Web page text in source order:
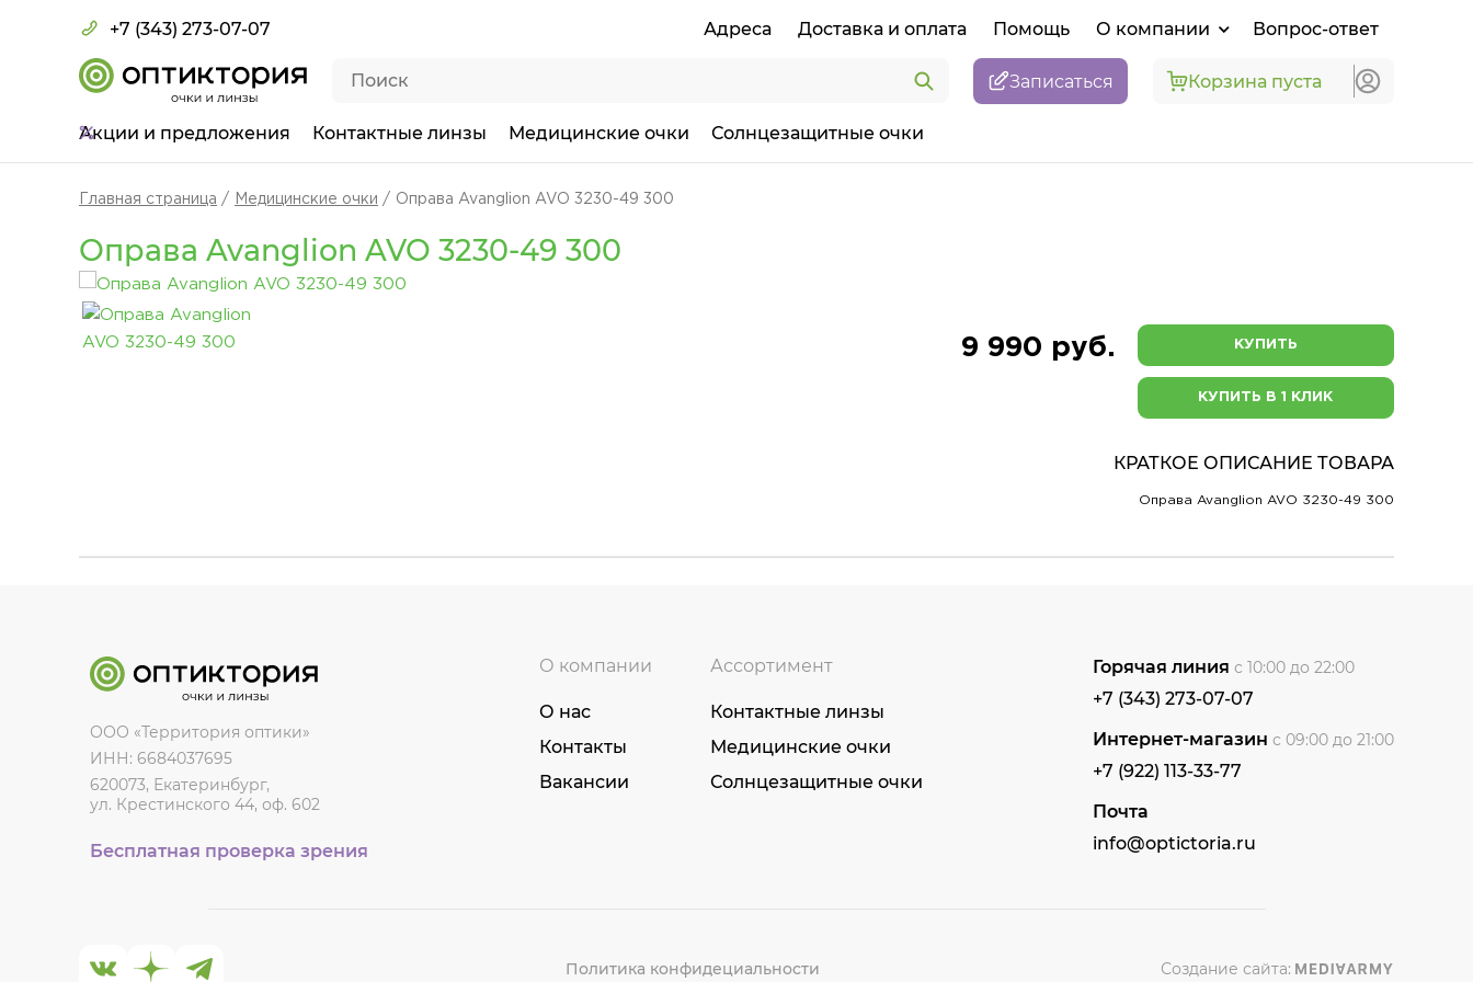
+7 (343) 273-07-07 Адреса Доставка и оплата Помощь О компании Вопрос-ответ
Записаться Корзина пуста
Акции и предложения Контактные линзы Медицинские очки Солнцезащитные очки
Главная страница Медицинские очки Оправа Avanglion AVO 3230-49 300
Оправа Avanglion AVO 3230-49 300
9 990 руб. КУПИТЬ
КУПИТЬ В 1 КЛИК
КРАТКОЕ ОПИСАНИЕ ТОВАРА
Оправа Avanglion AVO 3230-49 300
ООО «Территория оптики»
ИНН: 6684037695
620073, Екатеринбург,
ул. Крестинского 44, оф. 602
Бесплатная проверка зрения
О компании
О нас
Контакты
Вакансии
Ассортимент
Контактные линзы
Медицинские очки
Солнцезащитные очки
Горячая линия с 10:00 до 22:00
+7 (343) 273-07-07
Интернет-магазин с 09:00 до 21:00
+7 (922) 113-33-77
Почта
info@optictoria.ru
Политика конфидециальности Создание сайта: